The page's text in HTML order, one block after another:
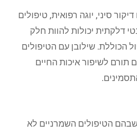
סיני, יוגה רפואית, טיפולים
דלקתית יכולות להוות חלק
הכוללת. שילובן עם הטיפולים
תורם לשיפור איכות החיים
הטיפולים השמרניים לא